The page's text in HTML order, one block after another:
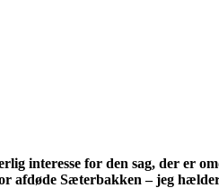
interesse for den sag, der er
afdøde Sæterbakken – jeg